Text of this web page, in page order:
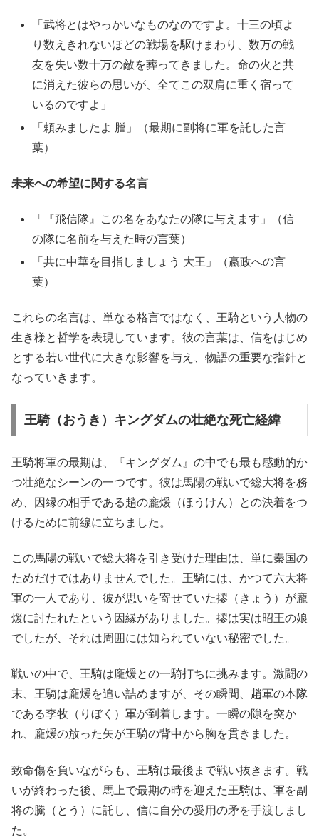
「武将とはやっかいなものなのですよ。十三の頃よ
り数えきれないほどの戦場を駆けまわり、数万の戦
友を失い数十万の敵を葬ってきました。命の火と共
に消えた彼らの思いが、全てこの双肩に重く宿って
いるのですよ」
「頼みましたよ 謄」（最期に副将に軍を託した言
葉）
未来への希望に関する名言
「『飛信隊』この名をあなたの隊に与えます」（信
の隊に名前を与えた時の言葉）
「共に中華を目指しましょう 大王」（嬴政への言
葉）
これらの名言は、単なる格言ではなく、王騎という人物の
生き様と哲学を表現しています。彼の言葉は、信をはじめ
とする若い世代に大きな影響を与え、物語の重要な指針と
なっていきます。
王騎（おうき）キングダムの壮絶な死亡経緯
王騎将軍の最期は、『キングダム』の中でも最も感動的か
つ壮絶なシーンの一つです。彼は馬陽の戦いで総大将を務
め、因縁の相手である趙の龐煖（ほうけん）との決着をつ
けるために前線に立ちました。
この馬陽の戦いで総大将を引き受けた理由は、単に秦国の
ためだけではありませんでした。王騎には、かつて六大将
軍の一人であり、彼が思いを寄せていた摎（きょう）が龐
煖に討たれたという因縁がありました。摎は実は昭王の娘
でしたが、それは周囲には知られていない秘密でした。
戦いの中で、王騎は龐煖との一騎打ちに挑みます。激闘の
末、王騎は龐煖を追い詰めますが、その瞬間、趙軍の本隊
である李牧（りぼく）軍が到着します。一瞬の隙を突か
れ、龐煖の放った矢が王騎の背中から胸を貫きました。
致命傷を負いながらも、王騎は最後まで戦い抜きます。戦
いが終わった後、馬上で最期の時を迎えた王騎は、軍を副
将の騰（とう）に託し、信に自分の愛用の矛を手渡しまし
た。